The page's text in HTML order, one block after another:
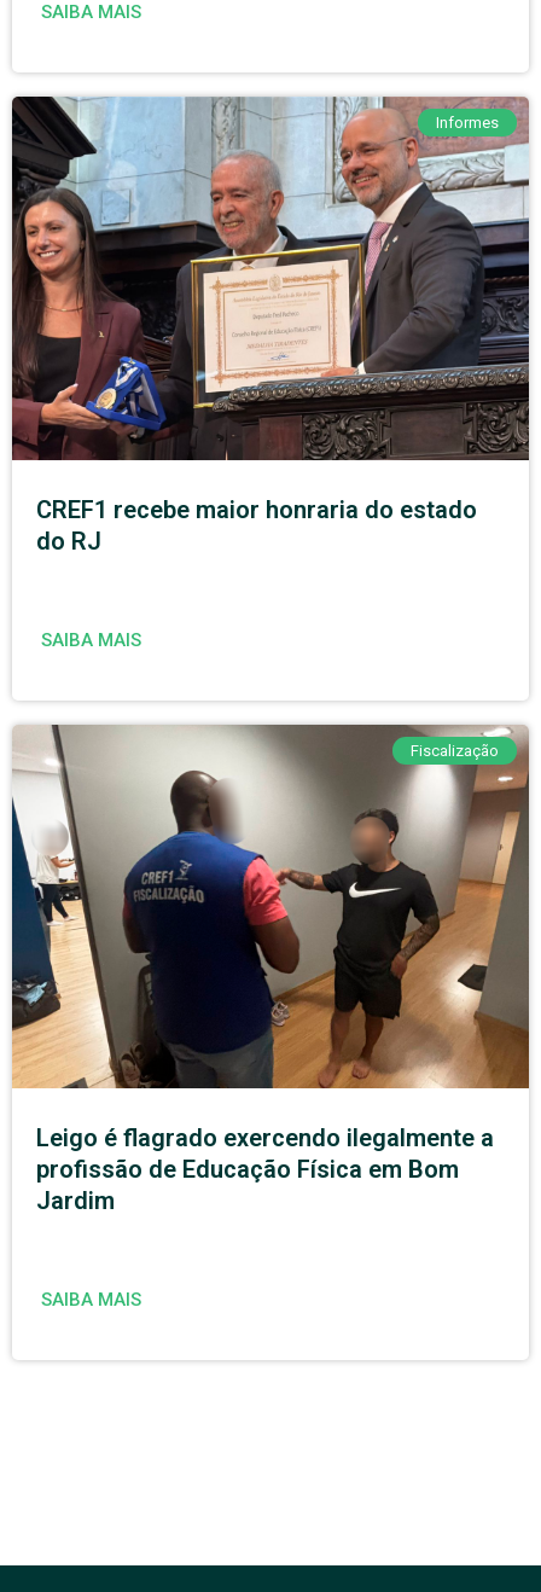
SAIBA MAIS
Informes
CREF1 recebe maior honraria do estado
do RJ
SAIBA MAIS
Fiscalização
Leigo é flagrado exercendo ilegalmente a
profissão de Educação Física em Bom
Jardim
SAIBA MAIS